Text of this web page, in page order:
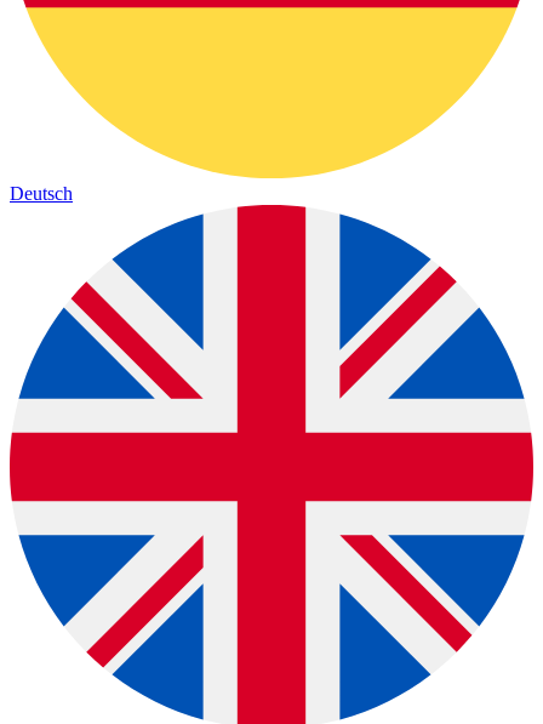
Deutsch